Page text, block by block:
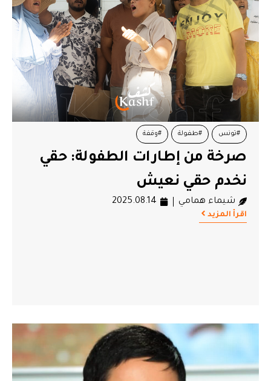
#تونس #طفولة #وقفة
صرخة من إطارات الطفولة: حقي
نخدم حقي نعيش
شيماء همامي 2025.08.14
اقرأ المزيد